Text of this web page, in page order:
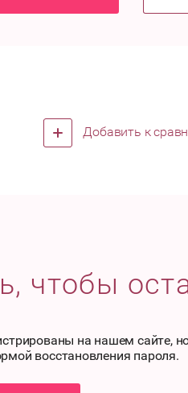
Добавить к
чтобы
на нашем сайте,
восстановления пароля.